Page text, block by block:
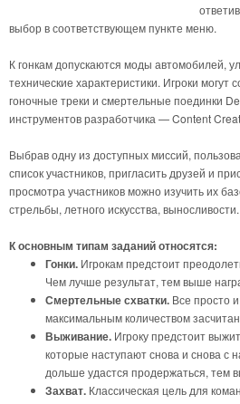
выбор в соответствующем пункте меню.
К гонкам допускаются моды автомобилей,
технические характеристики. Игроки могут
гоночные треки и смертельные поединки
инструментов разработчика — Content
Выбрав одну из доступных миссий,
список участников, пригласить друзей и
просмотра участников можно изучить их
стрельбы, летного искусства, выносливости.
К основным типам заданий относятся:
Гонки. Игрокам предстоит
Чем лучше результат, тем выше
Смертельные схватки. Все просто
максимальным количеством
Выживание. Игроку предстоит
которые наступают снова и снова с
дольше удастся продержаться, тем
Захват. Классическая цель для